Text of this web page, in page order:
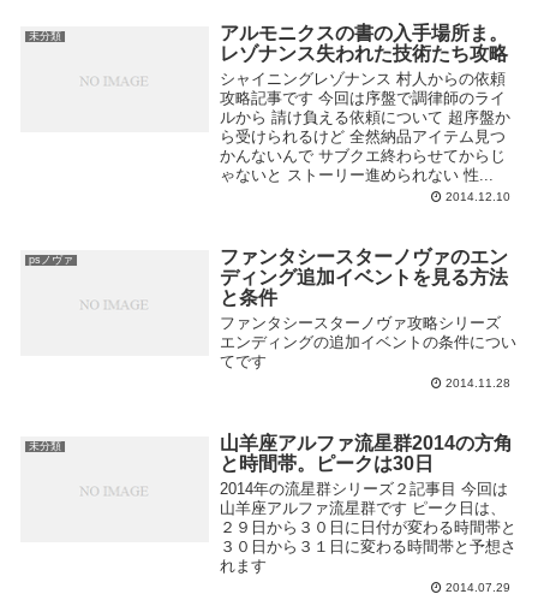
未分類
アルモニクスの書の入手場所ま。
レゾナンス失われた技術たち攻略
シャイニングレゾナンス 村人からの依頼
攻略記事です 今回は序盤で調律師のライ
ルから 請け負える依頼について 超序盤か
ら受けられるけど 全然納品アイテム見つ
かんないんで サブクエ終わらせてからじ
ゃないと ストーリー進められない 性...
2014.12.10
psノヴァ
ファンタシースターノヴァのエン
ディング追加イベントを見る方法
と条件
ファンタシースターノヴァ攻略シリーズ
エンディングの追加イベントの条件につい
てです
2014.11.28
未分類
山羊座アルファ流星群2014の方角
と時間帯。ピークは30日
2014年の流星群シリーズ２記事目 今回は
山羊座アルファ流星群です ピーク日は、
２９日から３０日に日付が変わる時間帯と
３０日から３１日に変わる時間帯と予想さ
れます
2014.07.29